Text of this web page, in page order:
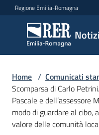
Vai al contenuto
Vai alla navigazione
Vai al footer
Regione Emilia-Romagna
Notizie
Comunicati
stampa
Menu selezionato
Cerca
un
Home / Comunicati
Scomparsa di Carlo
Pascale e dell’assessore
modo di guardare al
valore delle comunità